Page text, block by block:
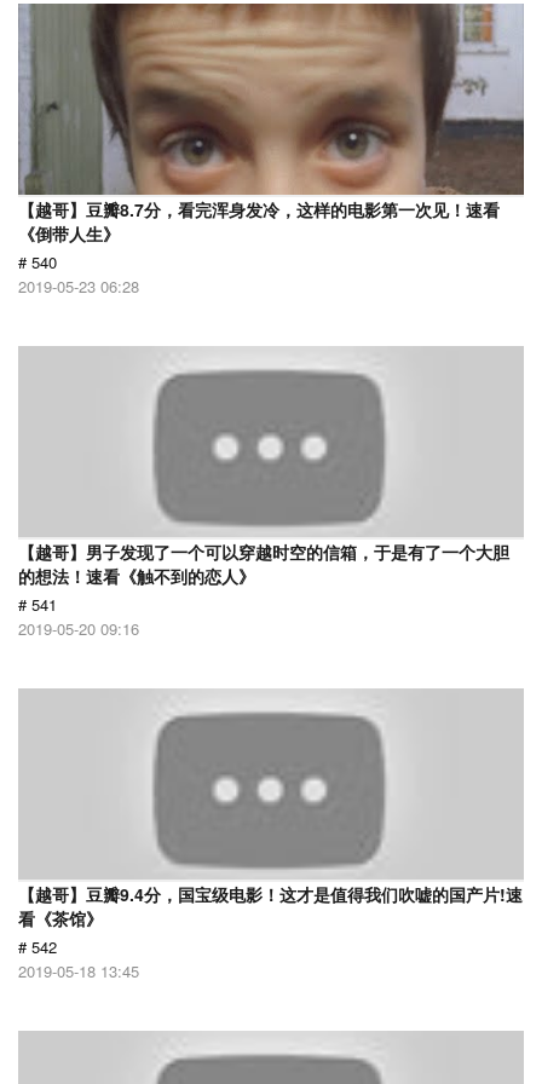
【越哥】豆瓣8.7分，看完浑身发冷，这样的电影第一次见！速看
《倒带人生》
# 540
2019-05-23 06:28
【越哥】男子发现了一个可以穿越时空的信箱，于是有了一个大胆
的想法！速看《触不到的恋人》
# 541
2019-05-20 09:16
【越哥】豆瓣9.4分，国宝级电影！这才是值得我们吹嘘的国产片!速
看《茶馆》
# 542
2019-05-18 13:45